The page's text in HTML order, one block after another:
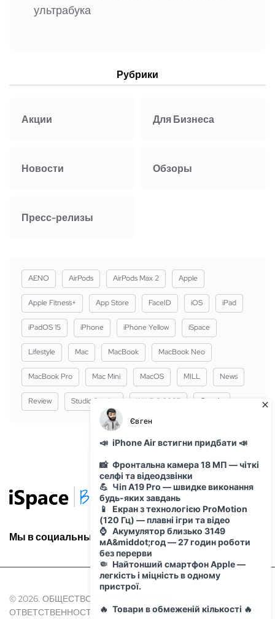
ультрабука
Рубрики
Акции Для Бизнеса
Новости Обзоры
Пресс-релизы
AENO AirPods AirPods Max 2 Apple
Apple Fitness+ App Store FaceID iOS iPad
iPadOS 15 iPhone iPhone Yellow iSpace
Lifestyle Mac MacBook MacBook Neo
MacBook Pro Mac Mini MacOS MILL News
Review Studio Display WWDC 2025 Сервіс
Мы в социальных сетях:
© 2026. ОБЩЕСТВО С ОГРАНИЧЕННОЙ
ОТВЕТСТВЕННОСТЬЮ "АЙ ОН" Идентификационный код Юр.